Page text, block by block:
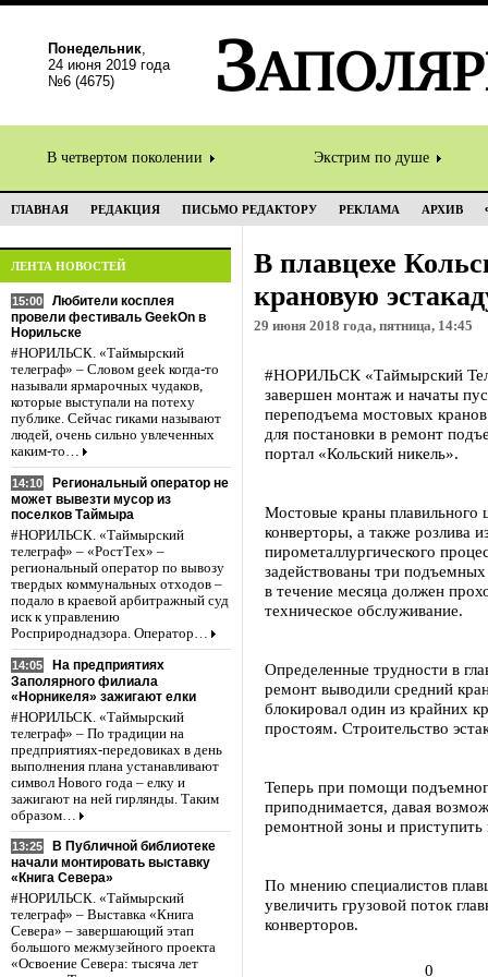
Понедельник,
24 июня 2019 года
№6 (4675)
В четвертом поколении Экстрим по душе
ГЛАВНАЯ РЕДАКЦИЯ ПИСЬМО РЕДАКТОРУ РЕКЛАМА АРХИВ
ЛЕНТА НОВОСТЕЙ
15:00
Любители косплея
провели фестиваль GeekOn в
Норильске
#НОРИЛЬСК. «Таймырский
телеграф» – Словом geek когда-то
называли ярмарочных чудаков,
которые выступали на потеху
публике. Сейчас гиками называют
людей, очень сильно увлеченных
каким-то…
14:10
Региональный оператор не
может вывезти мусор из
поселков Таймыра
#НОРИЛЬСК. «Таймырский
телеграф» – «РостТех» –
региональный оператор по вывозу
твердых коммунальных отходов –
подало в краевой арбитражный суд
иск к управлению
Росприроднадзора. Оператор…
14:05
На предприятиях
Заполярного филиала
«Норникеля» зажигают елки
#НОРИЛЬСК. «Таймырский
телеграф» – По традиции на
предприятиях-передовиках в день
выполнения плана устанавливают
символ Нового года – елку и
зажигают на ней гирлянды. Таким
образом…
13:25
В Публичной библиотеке
начали монтировать выставку
«Книга Севера»
#НОРИЛЬСК. «Таймырский
телеграф» – Выставка «Книга
Севера» – завершающий этап
большого межмузейного проекта
«Освоение Севера: тысяча лет
В плавцехе
крановую
29 июня 2018 года, пятница, 14:45
#НОРИЛЬСК «Таймырский
завершен монтаж и начаты
переподъема мостовых
для постановки в ремонт
портал «Кольский никель».
Мостовые краны плавильного
конверторы, а также розлива
пирометаллургического
задействованы три
в течение месяца должен
техническое обслуживание.
Определенные трудности в
ремонт выводили средний
блокировал один из крайних
простоям. Строительство
Теперь при помощи
приподнимается, давая
ремонтной зоны и
По мнению специалистов
увеличить грузовой поток
конверторов.
0